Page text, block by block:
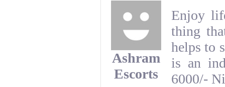
Ashram
Escorts
Enjoy
thing
helps to
is an
6000/-